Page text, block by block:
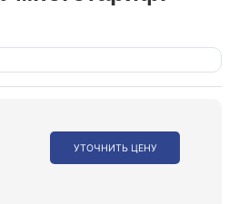
УТОЧНИТЬ ЦЕНУ